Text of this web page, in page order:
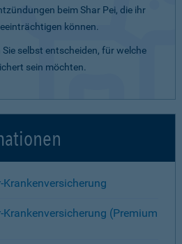
beim Shar Pei, die ihr
können.
selbst entscheiden, für welche
sein möchten.
Krankenversicherung (Premium